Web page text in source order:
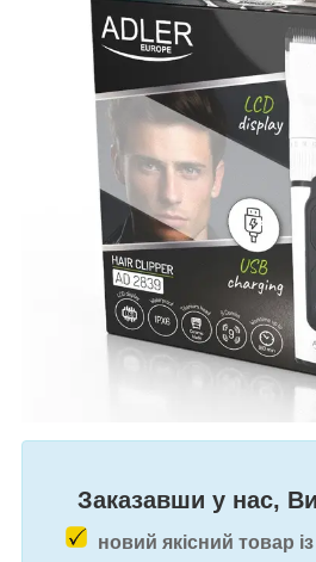
Заказавши у нас,
новий якісний товар